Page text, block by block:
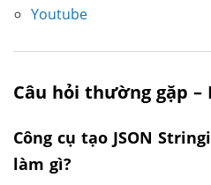
Youtube
Câu hỏi thường gặp –
Công cụ tạo JSON
làm gì?